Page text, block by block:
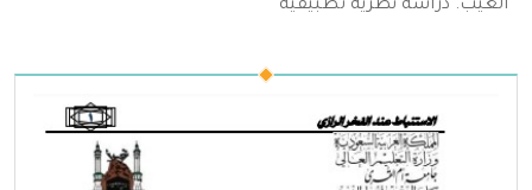
الغيب. دراسة نظرية تطبيقية